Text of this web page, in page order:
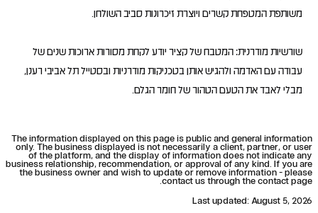
שורשיות מודרנית: המטבח של קציר יודע לקחת מסורות ארוכות שנים של
עבודה עם האדמה ולהגיש אותן בטכניקות מודרניות ובסטייל תל אביבי רענן,
מבלי לאבד את הטעם הטהור של חומר הגלם.
The information displayed on this page is public and general information
only. The business displayed is not necessarily a client, partner, or user
of the platform, and the display of information does not indicate any
business relationship, recommendation, or approval of any kind. If you are
the business owner and wish to update or remove information - please
contact us through the contact page.
Last updated: August 5, 2026